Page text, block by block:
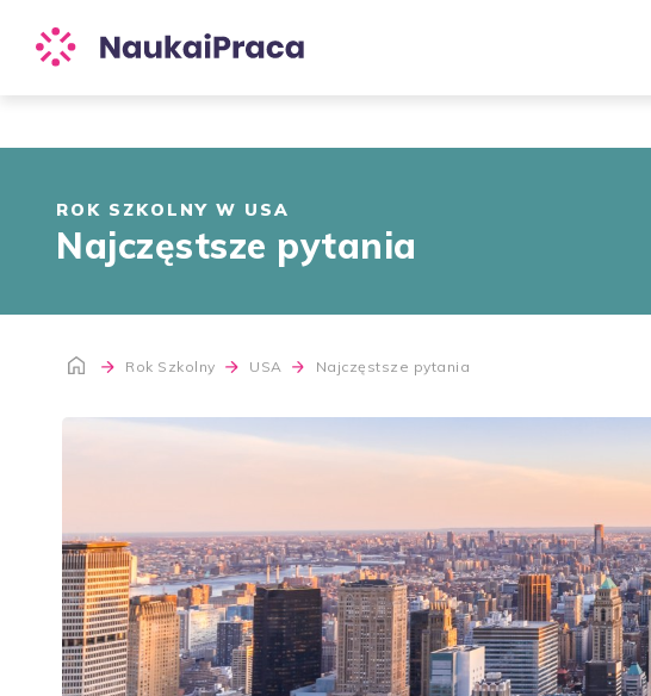
ROK SZKOLNY W USA
Najczęstsze pytania
Rok Szkolny USA Najczęstsze pytania